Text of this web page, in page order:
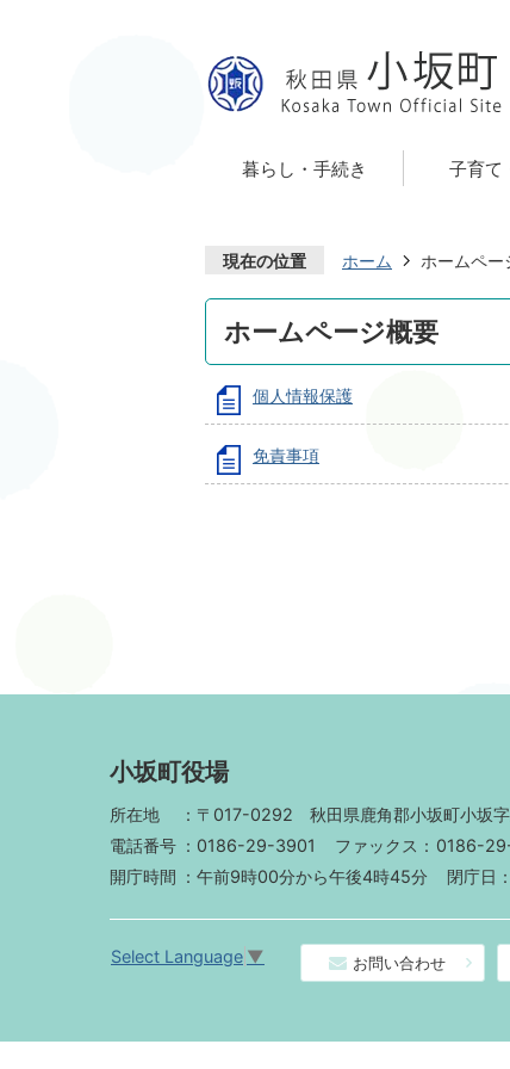
暮らし・手続き 子育て
現在の位置 ホーム ホームペー
ホームページ概要
個人情報保護
免責事項
小坂町役場
所在地 〒017-0292秋田県鹿角郡小坂町小坂
電話番号
0186-29-3901 ファックス
0186-
開庁時間
午前9時00分から午後4時45分 閉庁日
Select Language ▼ お問い合わせ